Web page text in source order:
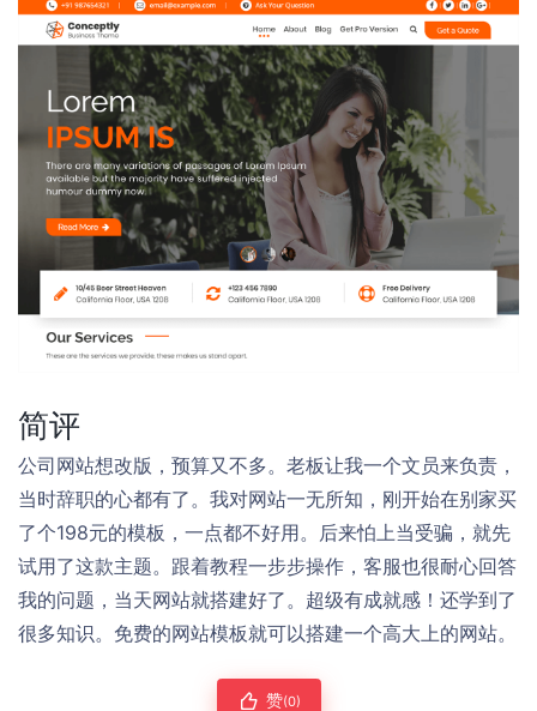
简评
公司网站想改版，预算又不多。老板让我一个文员来负责，
当时辞职的心都有了。我对网站一无所知，刚开始在别家买
了个198元的模板，一点都不好用。后来怕上当受骗，就先
试用了这款主题。跟着教程一步步操作，客服也很耐心回答
我的问题，当天网站就搭建好了。超级有成就感！还学到了
很多知识。免费的网站模板就可以搭建一个高大上的网站。
赞(0)